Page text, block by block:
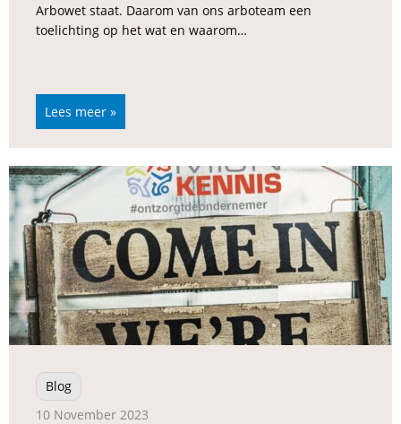
Arbowet staat. Daarom van ons arboteam een
toelichting op het wat en waarom…
Lees meer »
Blog
10 November 2023